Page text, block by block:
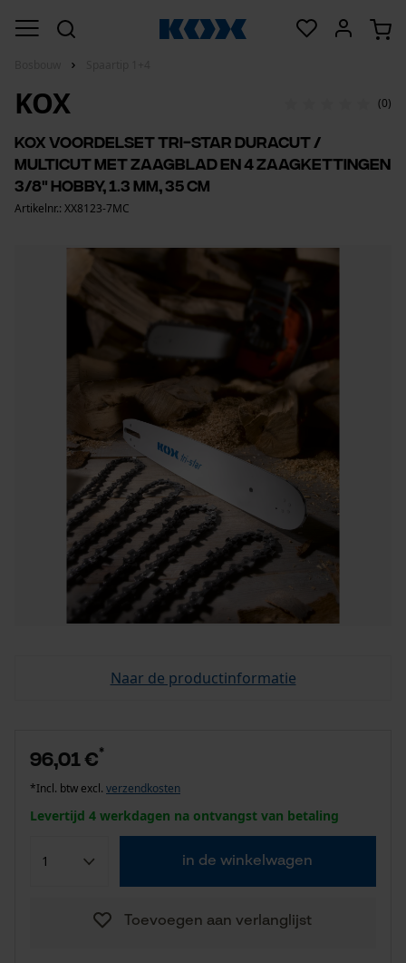
KOX (0)
KOX voordelset Tri-Star DuraCut /
MultiCut met zaagblad en 4 zaagkettingen
3/8" Hobby, 1.3 mm, 35 cm
Artikelnr.: XX8123-7MC
Naar de productinformatie
96,01 €*
*Incl. btw excl. verzendkosten
Levertijd 4 werkdagen na ontvangst van betaling
in de winkelwagen
Toevoegen aan verlanglijst